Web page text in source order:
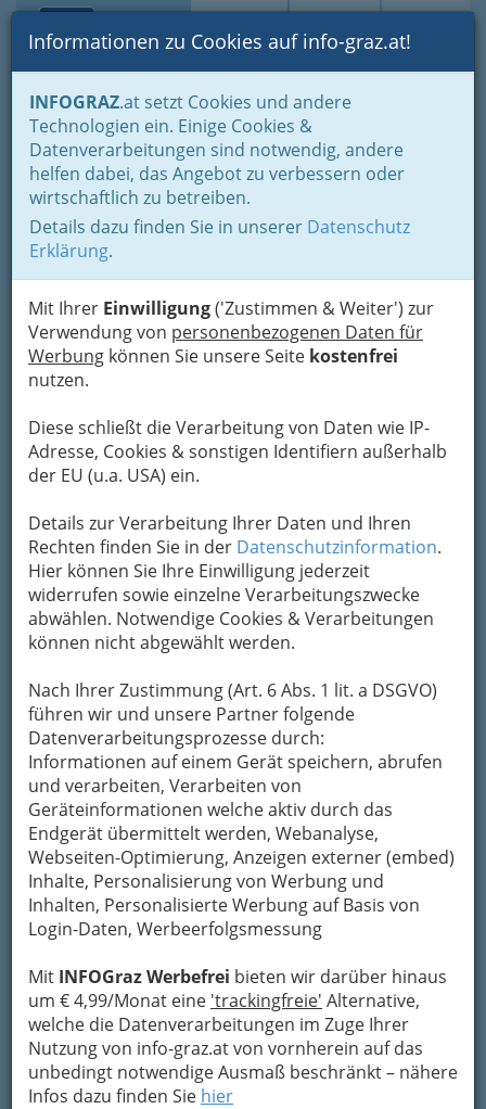
Suche Login Toggle
Informationen zu Cookies auf info-graz.at!
INFOGRAZ.at setzt Cookies und andere
Technologien ein. Einige Cookies &
Datenverarbeitungen sind notwendig, andere
helfen dabei, das Angebot zu verbessern oder
wirtschaftlich zu betreiben.
Details dazu finden Sie in unserer Datenschutz
Erklärung.
Mit Ihrer Einwilligung('Zustimmen & Weiter') zur
Verwendung von personenbezogenen Daten für
Werbung können Sie unsere Seite kostenfrei
nutzen.
Diese schließt die Verarbeitung von Daten wie IP-
Adresse, Cookies & sonstigen Identifiern außerhalb
der EU (u.a. USA) ein.
Details zur Verarbeitung Ihrer Daten und Ihren
Rechten finden Sie in der Datenschutzinformation.
Hier können Sie Ihre Einwilligung jederzeit
widerrufen sowie einzelne Verarbeitungszwecke
abwählen. Notwendige Cookies & Verarbeitungen
können nicht abgewählt werden.
Nach Ihrer Zustimmung (Art. 6 Abs. 1 lit. a DSGVO)
führen wir und unsere Partner folgende
Datenverarbeitungsprozesse durch:
Informationen auf einem Gerät speichern, abrufen
und verarbeiten, Verarbeiten von
Geräteinformationen welche aktiv durch das
Endgerät übermittelt werden, Webanalyse,
Webseiten-Optimierung, Anzeigen externer (embed)
Inhalte, Personalisierung von Werbung und
Inhalten, Personalisierte Werbung auf Basis von
Login-Daten, Werbeerfolgsmessung
Mit INFOGraz Werbefrei bieten wir darüber hinaus
um € 4,99/Monat eine 'trackingfreie' Alternative,
welche die Datenverarbeitungen im Zuge Ihrer
Nutzung von info-graz.at von vornherein auf das
unbedingt notwendige Ausmaß beschränkt – nähere
Infos dazu finden Sie hier
Home Branchen Bildung & Weiterbildung
Neue Mittelschule Karl
Morre
Karl-Morre-Straße 58, 8020 Graz
+43 316 872 6975
+43 316 872 6976
Direktor: Gerhard Reicho
Karte
Adresse mit Google Maps anschauen
Kontaktaufnahme
Um die Info-Graz Firmenvor Spam-Mails zu
bewahren, verwenden wir an dieser Stelle zur
Übermittlung Ihrer Nachricht ein sicheres
Formular. Ihre Nachricht wird nach dem
Unternehmen Neue Mittelschule Karl Morre
weitergeleitet.
Mein Name
Meine Email Adresse
Mein Betreff
Meine Nachricht